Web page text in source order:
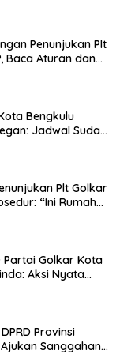
Penunjukan Plt
Baca Aturan dan
Bengkulu
Jadwal Sudah
Plt Golkar
“Ini Rumah
Partai Golkar Kota
Aksi Nyata
Provinsi
Sanggahan